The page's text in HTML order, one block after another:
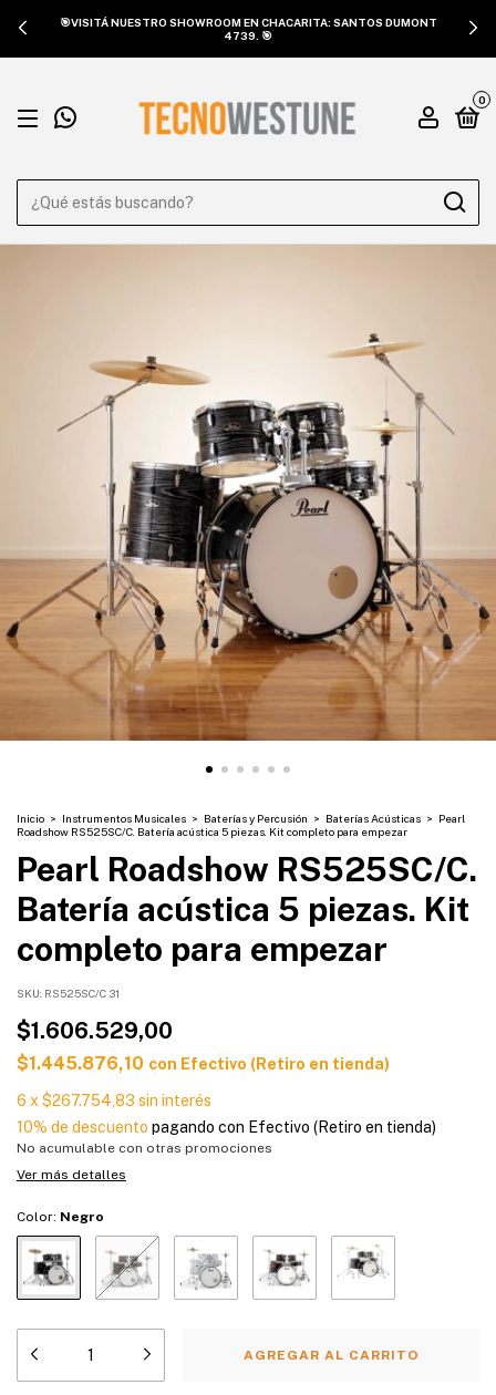
🎯VISITÁ NUESTRO SHOWROOM EN CHACARITA: SANTOS DUMONT
4739. 🎯
0
Inicio > Instrumentos Musicales > Baterías y Percusión > Baterías Acústicas > Pearl
Roadshow RS525SC/C. Batería acústica 5 piezas. Kit completo para empezar
Pearl Roadshow RS525SC/C.
Batería acústica 5 piezas. Kit
completo para empezar
SKU: RS525SC/C 31
$1.606.529,00
$1.445.876,10 con Efectivo (Retiro en tienda)
6 x $267.754,83 sin interés
10% de descuento pagando con Efectivo (Retiro en tienda)
No acumulable con otras promociones
Ver más detalles
Color: Negro